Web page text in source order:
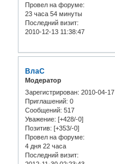
Провел на форуме:
23 часа 54 минуты
Последний визит:
2010-12-13 11:38:47
ВлаС
Модератор
Зарегистрирован: 2010-04-17
Приглашений: 0
Сообщений: 517
Уважение: [+428/-0]
Позитив: [+353/-0]
Провел на форуме:
4 дня 22 часа
Последний визит: